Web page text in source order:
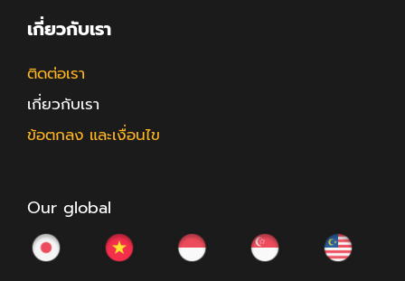
เกี่ยวกับเรา
ติดต่อเรา
เกี่ยวกับเรา
ข้อตกลง และเงื่อนไข
Our global